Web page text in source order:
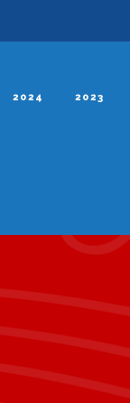
2024 2023